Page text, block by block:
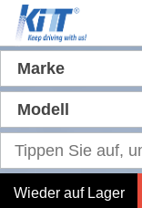
Marke
Modell
Wieder auf Lager